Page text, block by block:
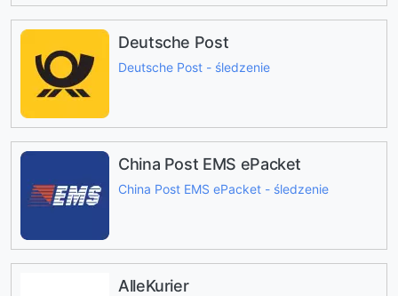
Deutsche Post
Deutsche Post - śledzenie
China Post EMS ePacket
China Post EMS ePacket - śledzenie
AlleKurier